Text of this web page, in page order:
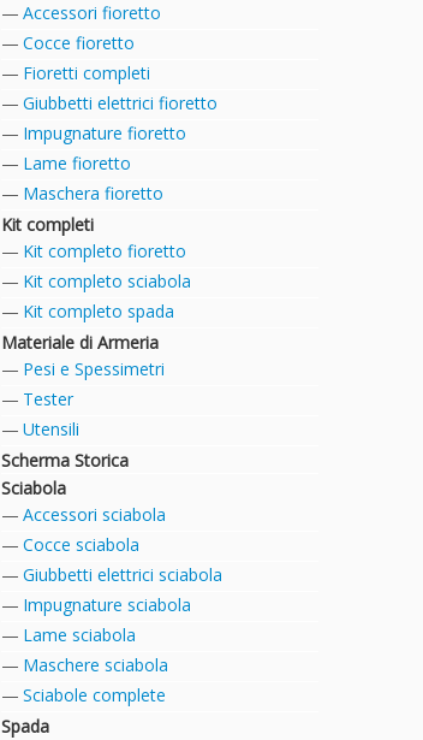
Accessori fioretto
Cocce fioretto
Fioretti completi
Giubbetti elettrici fioretto
Impugnature fioretto
Lame fioretto
Maschera fioretto
Kit completi
Kit completo fioretto
Kit completo sciabola
Kit completo spada
Materiale di Armeria
Pesi e Spessimetri
Tester
Utensili
Scherma Storica
Sciabola
Accessori sciabola
Cocce sciabola
Giubbetti elettrici sciabola
Impugnature sciabola
Lame sciabola
Maschere sciabola
Sciabole complete
Spada